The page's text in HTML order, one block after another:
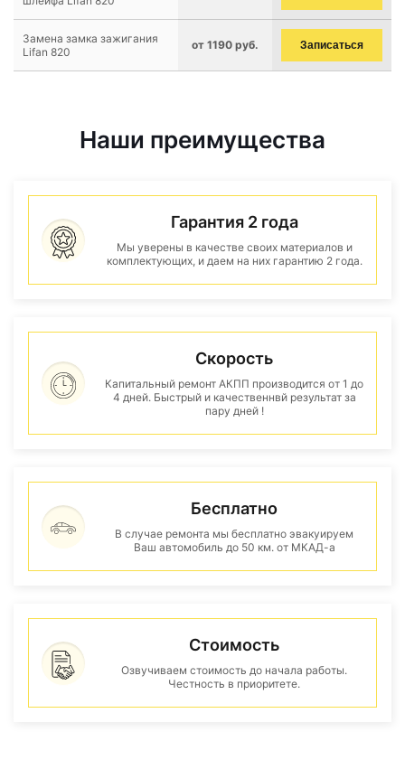
Замена замка зажигания
Lifan 820
от 1190 руб. Записаться
Наши преимущества
Гарантия 2 года
Мы уверены в качестве своих материалов и
комплектующих, и даем на них гарантию 2 года.
Скорость
Капитальный ремонт АКПП производится от 1 до
4 дней. Быстрый и качественнвй результат за
пару дней !
Бесплатно
В случае ремонта мы бесплатно эвакуируем
Ваш автомобиль до 50 км. от МКАД-а
Стоимость
Озвучиваем стоимость до начала работы.
Честность в приоритете.